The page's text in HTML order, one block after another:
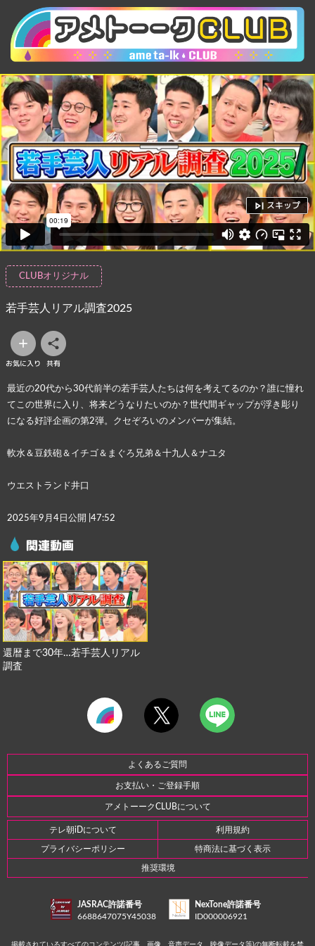
スキップ
CLUBオリジナル
若手芸人リアル調査2025
お気に入り 共有
最近の20代から30代前半の若手芸人たちは何を考えてるのか？誰に憧れ
てこの世界に入り、将来どうなりたいのか？世代間ギャップが浮き彫り
になる好評企画の第2弾。クセぞろいのメンバーが集結。
軟水＆豆鉄砲＆イチゴ＆まぐろ兄弟＆十九人＆ナユタ
ウエストランド井口
2025年9月4日 公開 |47:52
関連動画
還暦まで30年…若手芸人リアル
調査
よくあるご質問
お支払い・ご登録手順
アメトーークCLUBについて
テレ朝iDについて 利用規約
プライバシーポリシー 特商法に基づく表示
推奨環境
JASRAC許諾番号
6688647075Y45038
NexTone許諾番号
ID000006921
掲載されているすべてのコンテンツ(記事、画像、音声データ、映像データ等)の無断転載を禁